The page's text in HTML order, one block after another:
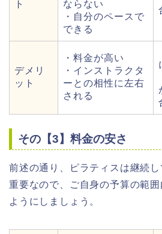
ト
ならない
・自分のペースで
できる
デメリ
ット
・料金が高い
・インストラクタ
ーとの相性に左右
される
その【3】料金の安さ
前述の通り、ピラティスは継続
重要なので、ご自身の予算の範
ようにしましょう。